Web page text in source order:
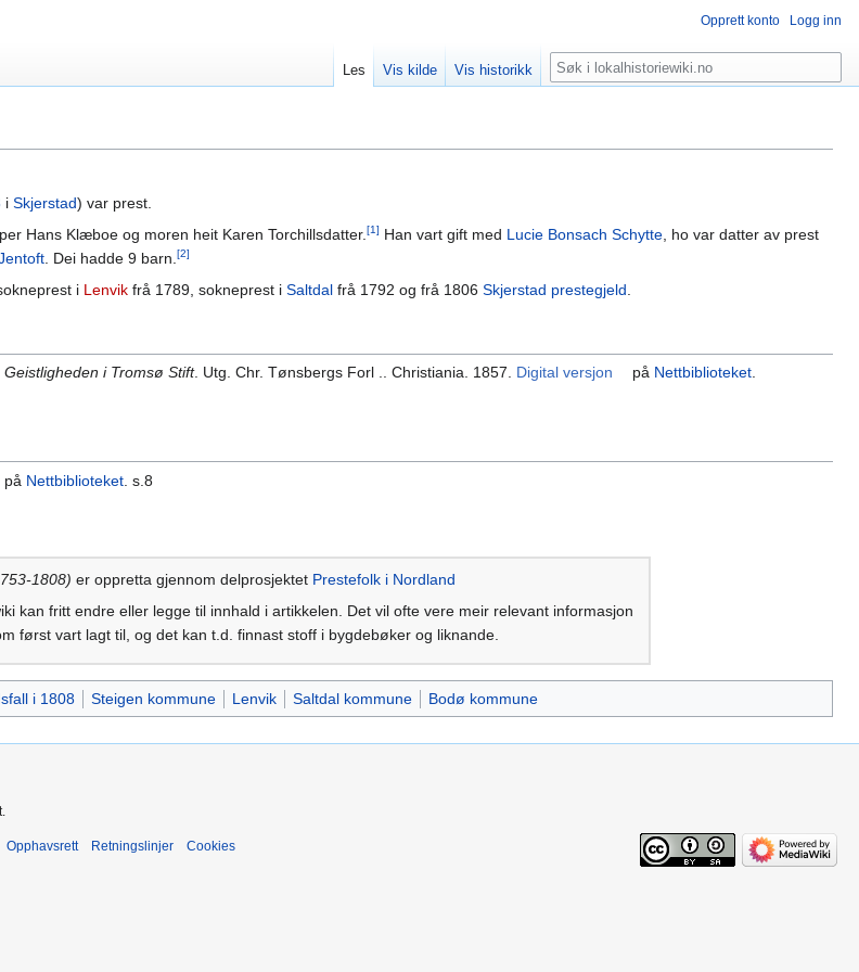
i Skjerstad) var prest.
Hans Klæboe og moren heit Karen Torchillsdatter. [1] Han vart gift med Lucie Bonsach Schytte , ho var datter av prest
. Dei hadde 9 barn. [2]
i Lenvik frå 1789, sokneprest i Saltdal frå 1792 og frå 1806 Skjerstad prestegjeld
i Tromsø Stift. Utg. Chr. Tønsbergs Forl .. Christiania. 1857. Digital versjon på Nettbiblioteket
på Nettbiblioteket. s.8
1808) er oppretta gjennom delprosjektet Prestefolk i Nordland
kan fritt endre eller legge til innhald i artikkelen. Det vil ofte vere meir relevant informasjon
først vart lagt til, og det kan t.d. finnast stoff i bygdebøker og liknande.
i 1808 Steigen kommune Lenvik Saltdal kommune Bodø kommune
Opprett konto Logg inn
Les Vis kilde Vis historikk Søk
Opphavsrett Retningslinjer Cookies